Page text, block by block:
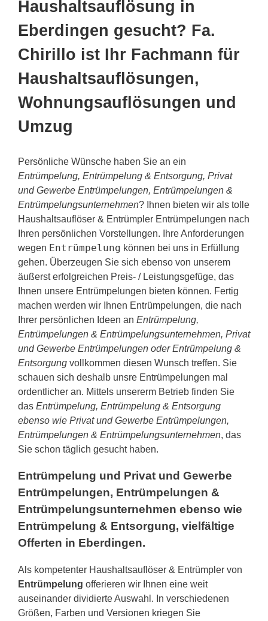
Haushaltsauflösung in
Eberdingen gesucht? Fa.
Chirillo ist Ihr Fachmann für
Haushaltsauflösungen,
Wohnungsauflösungen und
Umzug
Persönliche Wünsche haben Sie an ein
Entrümpelung, Entrümpelung & Entsorgung, Privat
und Gewerbe Entrümpelungen, Entrümpelungen &
Entrümpelungsunternehmen? Ihnen bieten wir als tolle
Haushaltsauflöser & Entrümpler Entrümpelungen nach
Ihren persönlichen Vorstellungen. Ihre Anforderungen
wegen Entrümpelung können bei uns in Erfüllung
gehen. Überzeugen Sie sich ebenso von unserem
äußerst erfolgreichen Preis- / Leistungsgefüge, das
Ihnen unsere Entrümpelungen bieten können. Fertig
machen werden wir Ihnen Entrümpelungen, die nach
Ihrer persönlichen Ideen an Entrümpelung,
Entrümpelungen & Entrümpelungsunternehmen, Privat
und Gewerbe Entrümpelungen oder Entrümpelung &
Entsorgung vollkommen diesen Wunsch treffen. Sie
schauen sich deshalb unsre Entrümpelungen mal
ordentlicher an. Mittels unsererm Betrieb finden Sie
das Entrümpelung, Entrümpelung & Entsorgung
ebenso wie Privat und Gewerbe Entrümpelungen,
Entrümpelungen & Entrümpelungsunternehmen, das
Sie schon täglich gesucht haben.
Entrümpelung und Privat und Gewerbe
Entrümpelungen, Entrümpelungen &
Entrümpelungsunternehmen ebenso wie
Entrümpelung & Entsorgung, vielfältige
Offerten in Eberdingen.
Als kompetenter Haushaltsauflöser & Entrümpler von
Entrümpelung offerieren wir Ihnen eine weit
auseinander dividierte Auswahl. In verschiedenen
Größen, Farben und Versionen kriegen Sie